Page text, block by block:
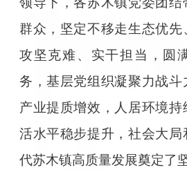
群众，坚定不移走生态优先
攻坚克难、实干担当，圆
务，基层党组织凝聚力战
产业提质增效，人居环境持
活水平稳步提升，社会大
代苏木镇高质量发展奠定了